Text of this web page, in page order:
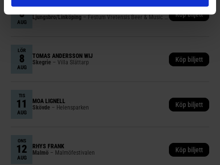
8
AUG
Ljungsbro/Linköping – Festum Vretensis Beer & Music Festival Köp biljett
LÖR
8
AUG
TOMAS ANDERSSON WIJ
Skegrie – Villa Slättarp Köp biljett
TIS
11
AUG
MOA LIGNELL
Skövde – Helensparken Köp biljett
ONS
12
AUG
RHYS FRANK
Malmö – Malmöfestivalen Köp biljett